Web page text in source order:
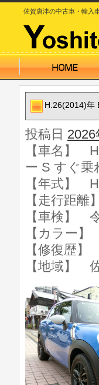
佐賀唐津の中古車・輸
H.26(2014)年
投稿日 2026
【車名】
ー S すぐ
【年式】
【走行距
【車検】
【カラー
【修復歴
【地域】